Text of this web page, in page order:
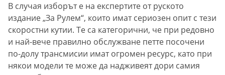
В случая изборът е на експертите от руското
издание „За Рулем“, които имат сериозен опит с тези
скоростни кутии. Те са категорични, че при редовно
и най-вече правилно обслужване петте посочени
по-долу трансмисии имат огромен ресурс, като при
някои модели те може да надживеят дори самия